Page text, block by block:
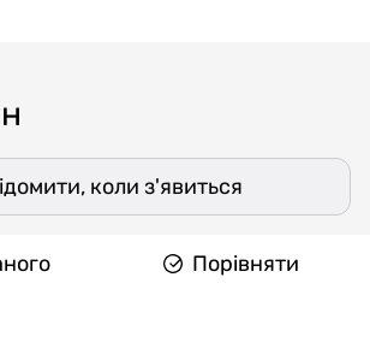
коли з'явиться
Порівняти